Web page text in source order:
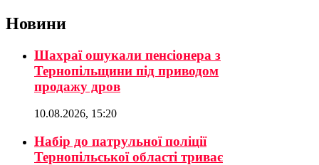
Новини
Шахраї ошукали пенсіонера з
Тернопільщини під приводом
продажу дров
10.08.2026, 15:20
Набір до патрульної поліції
Тернопільської області триває